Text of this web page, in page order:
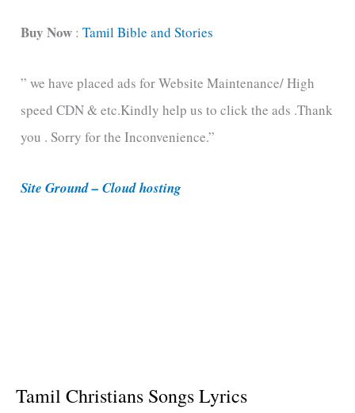
t
g
o
r
e
Buy Now :Tamil Bible and Stories
” we have placed ads for Website Maintenance/ High
speed CDN & etc.Kindly help us to click the ads .Thank
you . Sorry for the Inconvenience.”
Site Ground – Cloud hosting
Tamil Christians Songs Lyrics